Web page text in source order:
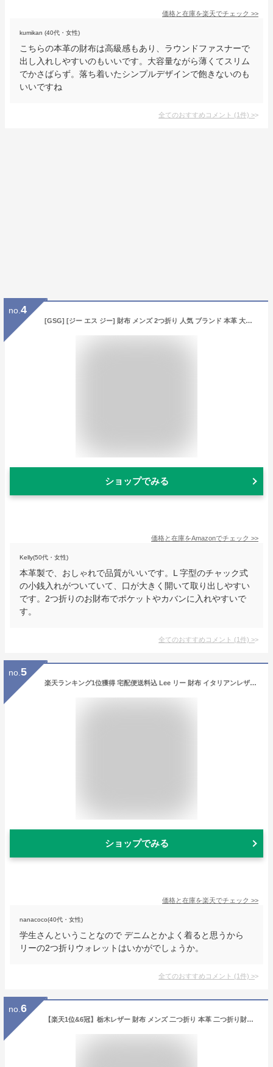
価格と在庫を楽天でチェック >>
kumikan (40代・女性)
こちらの本革の財布は高級感もあり、ラウンドファスナーで
出し入れしやすいのもいいです。大容量ながら薄くてスリム
でかさばらず。落ち着いたシンプルデザインで飽きないのも
いいですね
全てのおすすめコメント (1件) >
no. 4
[GSG] [ジー エス ジー] 財布 メンズ 2つ折り 人気 ブランド 本革 大容量 ふたつおり さいふ カードケース 小銭入れ 男性 紳士用 プレゼント ギフトにも
ショップでみる
価格と在庫をAmazonでチェック >>
Kelly(50代・女性)
本革製で、おしゃれで品質がいいです。L 字型のチャック式
の小銭入れがついていて、口が大きく開いて取り出しやすい
です。2つ折りのお財布でポケットやカバンに入れやすいで
す。
全てのおすすめコメント (1件) >
no. 5
楽天ランキング1位獲得 宅配便送料込 Lee リー 財布 イタリアンレザー折財布 ブック型二つ折り財布 0520266 全8色 メンズ財布 ミドルウォレット 天赦日 一粒万倍日
ショップでみる
価格と在庫を楽天でチェック >>
nanacoco(40代・女性)
学生さんということなので デニムとかよく着ると思うから
リーの2つ折りウォレットはいかがでしょうか。
全てのおすすめコメント (1件) >
no. 6
【楽天1位&6冠】栃木レザー 財布 メンズ 二つ折り 本革 二つ折り財布 革 牛革 レザー 父の日 おすすめ 人気 ギフト おしゃれ 折りたたみ 財布メンズ ウォレット 男性 紳士用 さいふ プレゼント 日本製 メンズ財布 ブランド 黒 茶 緑 グリーン ネイビー